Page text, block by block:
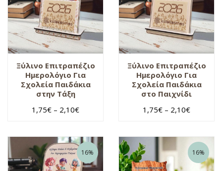
Ξύλινο Επιτραπέζιο
Ημερολόγιο Για
Σχολεία Παιδάκια
στην Τάξη
1,75€ – 2,10€
Ξύλινο Επιτραπέζιο
Ημερολόγιο Για
Σχολεία Παιδάκια
στο Παιχνίδι
1,75€ – 2,10€
16% 16%